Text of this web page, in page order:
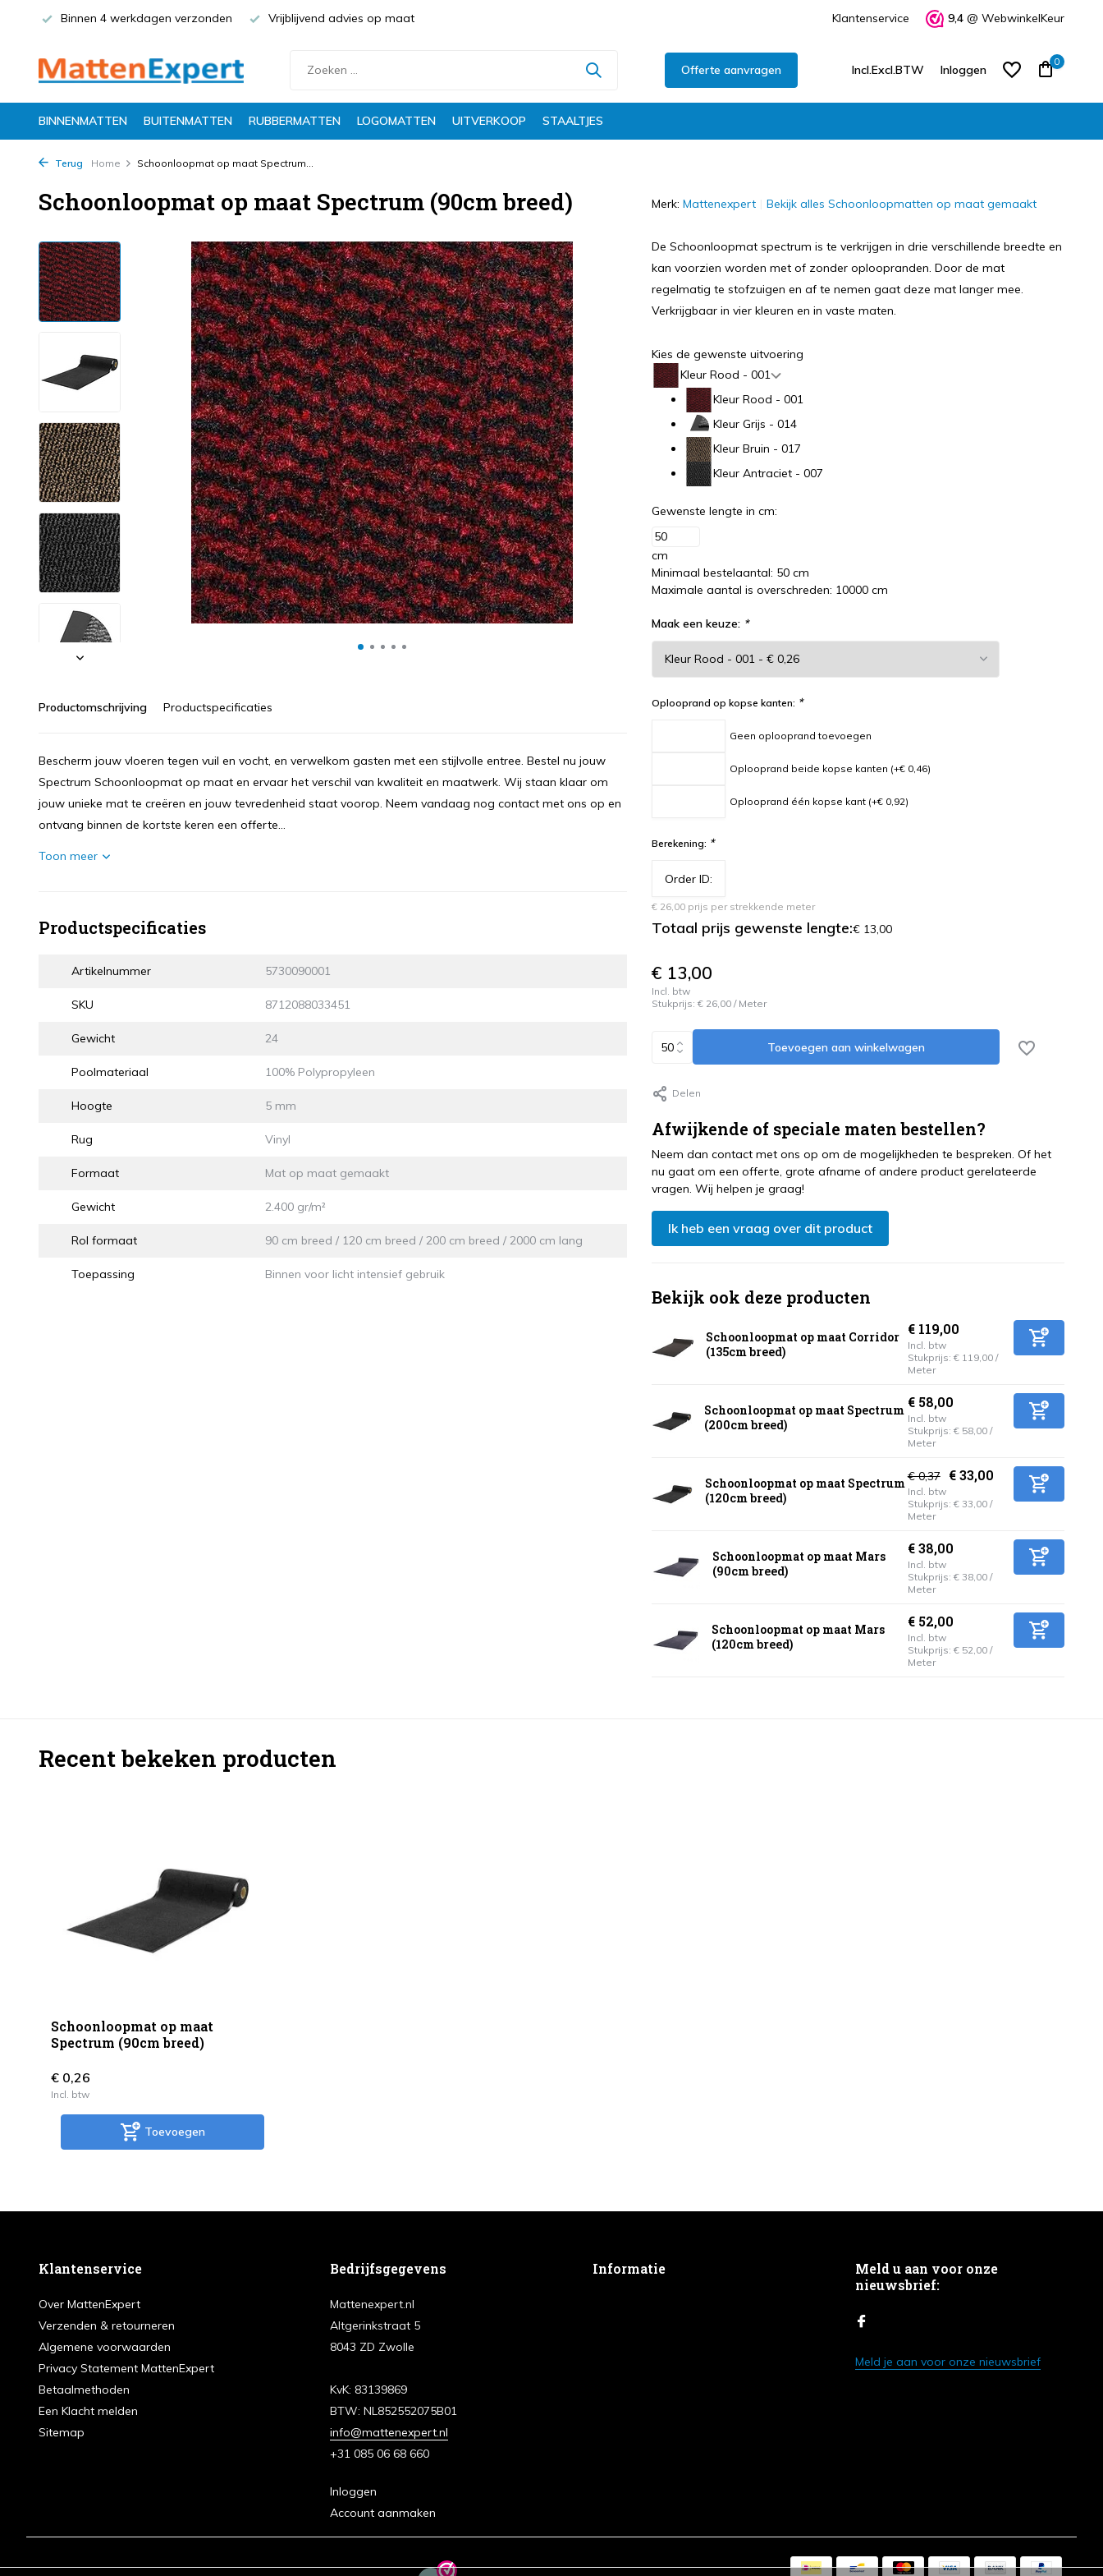
Binnen 4 werkdagen verzonden Vrijblijvend advies op maat Klantenservice 9,4 @ WebwinkelKeur
Offerte aanvragen Incl.Excl.BTW Inloggen
Account aanmaken
0
BINNENMATTEN BUITENMATTEN RUBBERMATTEN LOGOMATTEN UITVERKOOP STAALTJES
Terug Home Schoonloopmat op maat Spectrum...
Schoonloopmat op maat Spectrum (90cm breed)
Productomschrijving Productspecificaties
Bescherm jouw vloeren tegen vuil en vocht, en verwelkom gasten met een stijlvolle entree. Bestel nu jouw
Spectrum Schoonloopmat op maat en ervaar het verschil van kwaliteit en maatwerk. Wij staan klaar om
jouw unieke mat te creëren en jouw tevredenheid staat voorop. Neem vandaag nog contact met ons op en
ontvang binnen de kortste keren een offerte...
Toon meer
Productspecificaties
Artikelnummer 5730090001
SKU 8712088033451
Gewicht 24
Poolmateriaal 100% Polypropyleen
Hoogte 5 mm
Rug Vinyl
Formaat Mat op maat gemaakt
Gewicht 2.400 gr/m²
Rol formaat 90 cm breed / 120 cm breed / 200 cm breed / 2000 cm lang
Toepassing Binnen voor licht intensief gebruik
Merk: Mattenexpert Bekijk alles Schoonloopmatten op maat gemaakt
De Schoonloopmat spectrum is te verkrijgen in drie verschillende breedte en
kan voorzien worden met of zonder oploopranden. Door de mat
regelmatig te stofzuigen en af te nemen gaat deze mat langer mee.
Verkrijgbaar in vier kleuren en in vaste maten.
Kies de gewenste uitvoering
Kleur Rood - 001
Kleur Rood - 001
Kleur Grijs - 014
Kleur Bruin - 017
Kleur Antraciet - 007
Gewenste lengte in cm:
cm
Minimaal bestelaantal: 50 cm
Maximale aantal is overschreden: 10000 cm
Maak een keuze: *
Oplooprand op kopse kanten: *
Geen oplooprand toevoegen
Oplooprand beide kopse kanten (+€ 0,46)
Oplooprand één kopse kant (+€ 0,92)
Berekening: *
€ 26,00 prijs per strekkende meter
Totaal prijs gewenste lengte:€ 13,00
€ 13,00
Incl. btw
Stukprijs: € 26,00/ Meter
Toevoegen aan winkelwagen
Delen
Afwijkende of speciale maten bestellen?
Neem dan contact met ons op om de mogelijkheden te bespreken. Of het
nu gaat om een offerte, grote afname of andere product gerelateerde
vragen. Wij helpen je graag!
Ik heb een vraag over dit product
Bekijk ook deze producten
Schoonloopmat op maat Corridor
(135cm breed)
€ 119,00
Incl. btw
Stukprijs: € 119,00/
Meter
Schoonloopmat op maat Spectrum
(200cm breed)
€ 58,00
Incl. btw
Stukprijs: € 58,00/
Meter
Schoonloopmat op maat Spectrum
(120cm breed)
€ 0,37 € 33,00
Incl. btw
Stukprijs: € 33,00/
Meter
Schoonloopmat op maat Mars
(90cm breed)
€ 38,00
Incl. btw
Stukprijs: € 38,00/
Meter
Schoonloopmat op maat Mars
(120cm breed)
€ 52,00
Incl. btw
Stukprijs: € 52,00/
Meter
Recent bekeken producten
Schoonloopmat op maat
Spectrum (90cm breed)
€ 0,26
Incl. btw
Toevoegen
Klantenservice
Over MattenExpert
Verzenden & retourneren
Algemene voorwaarden
Privacy Statement MattenExpert
Betaalmethoden
Een Klacht melden
Sitemap
Bedrijfsgegevens
Mattenexpert.nl
Altgerinkstraat 5
8043 ZD Zwolle
KvK: 83139869
BTW: NL852552075B01
info@mattenexpert.nl
+31 085 06 68 660
Inloggen
Account aanmaken
Informatie
Meld u aan voor onze
nieuwsbrief:
Meld je aan voor onze nieuwsbrief